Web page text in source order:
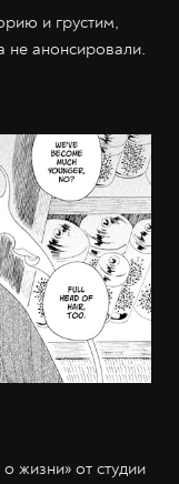
и грустим,
не анонсировали.
жизни» от студии